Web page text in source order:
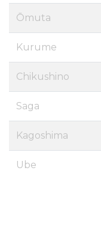
Ōmuta
Kurume
Chikushino
Saga
Kagoshima
Ube